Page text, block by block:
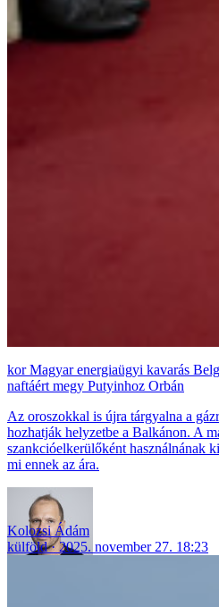
Magyar energiaügyi kavarás
naftáért megy Putyinhoz Orbán
Az oroszokkal is újra tárgyalna a
hozhatják helyzetbe a Balkánon. A
szankcióelkerülőként használnának
mi ennek az ára.
Kolozsi Ádám
külföld
2025. november 27. 18:23